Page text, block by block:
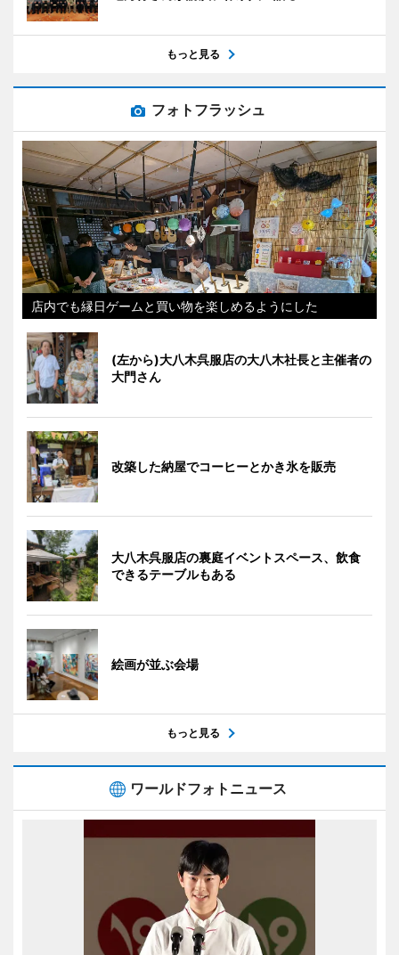
もっと見る
フォトフラッシュ
店内でも縁日ゲームと買い物を楽しめるようにした
(左から)大八木呉服店の大八木社長と主催者の
大門さん
改築した納屋でコーヒーとかき氷を販売
大八木呉服店の裏庭イベントスペース、飲食
できるテーブルもある
絵画が並ぶ会場
もっと見る
ワールドフォトニュース